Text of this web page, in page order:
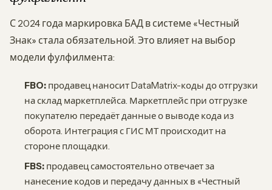
С 2024 года маркировка БАД в системе «Честный
Знак» стала обязательной. Это влияет на выбор
модели фулфилмента:
FBO: продавец наносит DataMatrix-коды до отгрузки
на склад маркетплейса. Маркетплейс при отгрузке
покупателю передаёт данные о выводе кода из
оборота. Интеграция с ГИС МТ происходит на
стороне площадки.
FBS: продавец самостоятельно отвечает за
нанесение кодов и передачу данных в «Честный